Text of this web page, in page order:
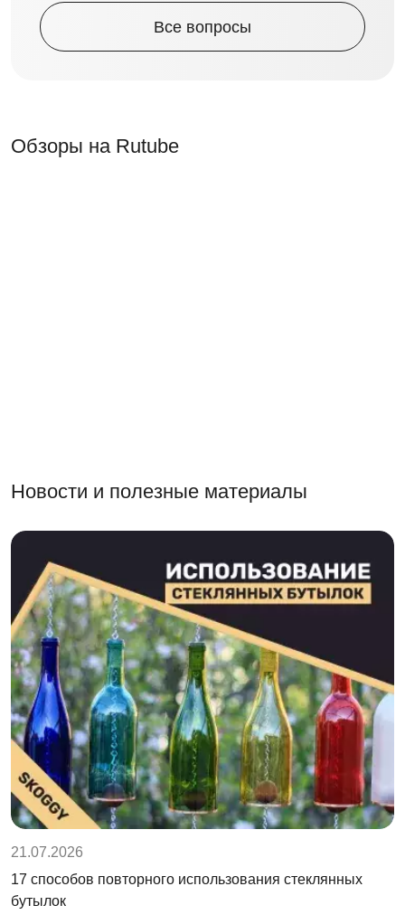
Все вопросы
Обзоры на Rutube
Новости и полезные материалы
21.07.2026
17 способов повторного использования стеклянных
бутылок